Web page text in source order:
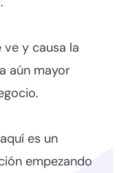
y causa la
aún mayor
es un
empezando